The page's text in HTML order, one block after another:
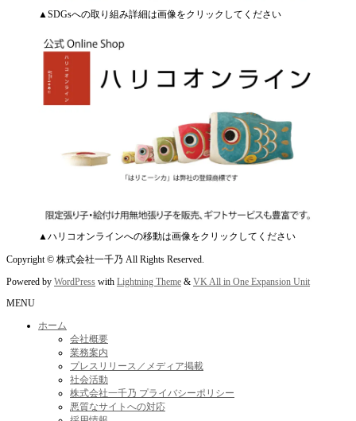
▲SDGsへの取り組み詳細は画像をクリックしてください
▲ハリコオンラインへの移動は画像をクリックしてください
Copyright © 株式会社一千乃 All Rights Reserved.
Powered by WordPress with Lightning Theme & VK All in One Expansion Unit
MENU
ホーム
会社概要
業務案内
プレスリリース／メディア掲載
社会活動
株式会社一千乃 プライバシーポリシー
悪質なサイトへの対応